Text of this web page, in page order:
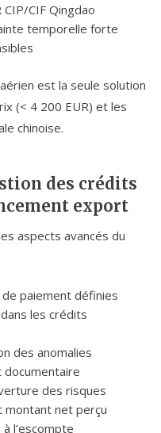
CIP/CIF Qingdao
temporelle forte
est la seule solution
(< 4 200 EUR) et les
chinoise.
des crédits
export
aspects avancés du
paiement définies
les crédits
des anomalies
documentaire
des risques
montant net perçu
l’escompte